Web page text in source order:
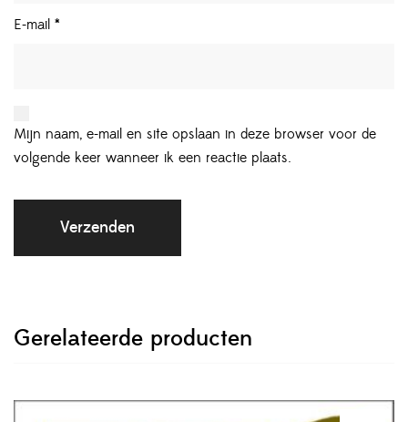
E-mail *
Mijn naam, e-mail en site opslaan in deze browser voor de
volgende keer wanneer ik een reactie plaats.
Gerelateerde producten